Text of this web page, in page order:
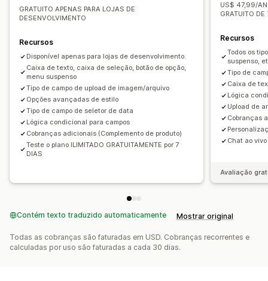
Estoque
Atualizações automáticas
GRATUITO APENAS PARA LOJAS DE
DESENVOLVIMENTO
Recursos
Disponível apenas para lojas de desenvolvimento.
Caixa de texto, caixa de seleção, botão de opção,
menu suspenso
Tipo de campo de upload de imagem/arquivo
Opções avançadas de estilo
Tipo de campo de seletor de data
Lógica condicional para campos
Cobranças adicionais (Complemento de produto)
Teste o plano ILIMITADO GRATUITAMENTE por 7
DIAS
US$ 47,99/
GRATUITO
Recursos
Todos os
suspenso,
Tipo de
Caixa de
Lógica
Upload de
Cobranças
Chat ao vivo
Avaliação
Contém texto traduzido automaticamente Mostrar original
Todas as cobranças são faturadas em USD. Cobranças recorrentes e
calculadas por uso são faturadas a cada 30 dias.